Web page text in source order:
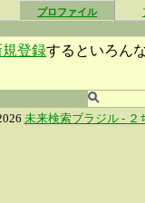
プロファイル
規登録するといろん
未来検索ブラジル - ２